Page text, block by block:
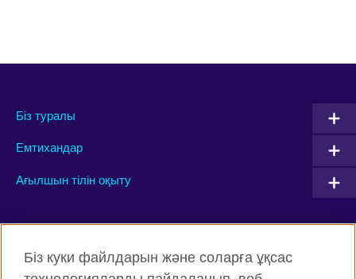
Біз туралы
Емтихандар
Ағылшын тілін оқыту
Connect with us
Facebook Twitter
Біз куки файлдарын және соларға ұқсас